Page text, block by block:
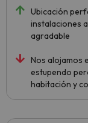
Ubicación
instalaciones
agradable
Nos alojamos
estupendo
habitación y